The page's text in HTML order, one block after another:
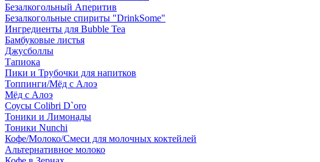
Безалкогольный Аперитив
Безалкогольные спириты "DrinkSome"
Ингредиенты для Bubble Tea
Бамбуковые листья
Джусболлы
Тапиока
Пики и Трубочки для напитков
Топпинги/Мёд с Алоэ
Мёд с Алоэ
Соусы Colibri D`oro
Тоники и Лимонады
Тоники Nunchi
Кофе/Молоко/Смеси для молочных коктейлей
Альтернативное молоко